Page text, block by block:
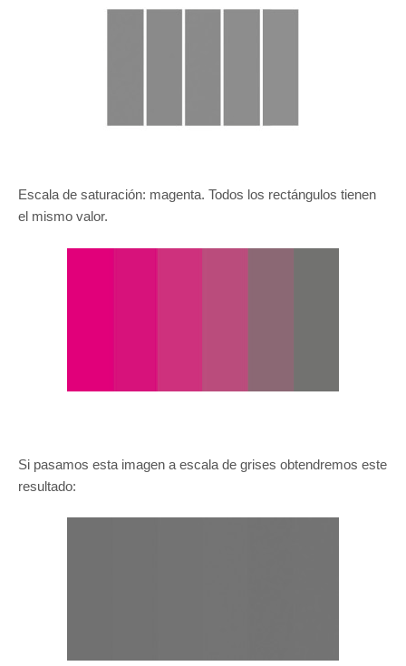
Escala de saturación: magenta. Todos los rectángulos tienen
el mismo valor.
Si pasamos esta imagen a escala de grises obtendremos este
resultado: